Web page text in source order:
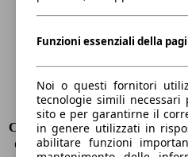
Larghezza
Peso massimo
-
Sedili
5
Carico sul tetto
-
Capacità di traino (senza freni) -
Capacità di traino (con freni)
Funzioni essenziali della
Noi o questi fornitori
tecnologie simili
sito e per garantirne il
in genere utilizzati in
abilitare funzioni